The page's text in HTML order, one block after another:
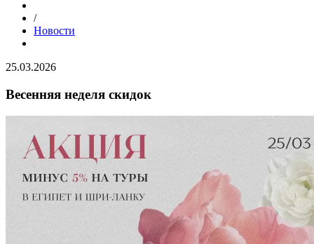
/
Новости
25.03.2026
Весенняя неделя скидок